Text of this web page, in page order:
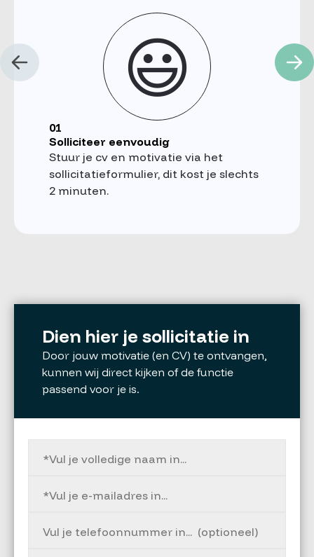
😃
01
Solliciteer eenvoudig
Stuur je cv en motivatie via het
sollicitatieformulier, dit kost je slechts
2 minuten.
Dien hier je sollicitatie in
Door jouw motivatie (en CV) te ontvangen,
kunnen wij direct kijken of de functie
passend voor je is.